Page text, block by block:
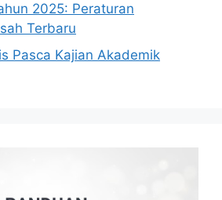
2025: Peraturan
Terbaru
Pasca Kajian Akademik